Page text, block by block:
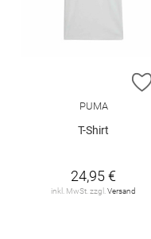
PUMA
T-Shirt
24,95 €
inkl. MwSt. zzgl. Versand